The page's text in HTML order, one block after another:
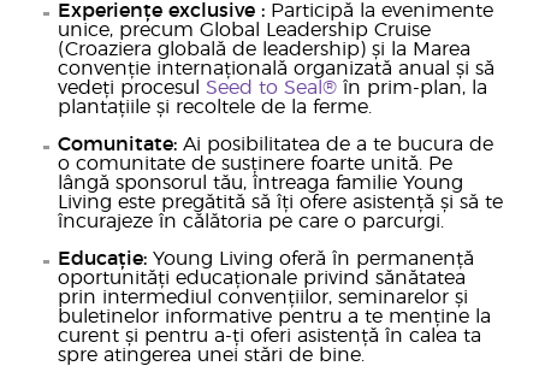
Experiențe exclusive : Participă la evenimente
unice, precum Global Leadership Cruise
(Croaziera globală de leadership) și la Marea
convenție internațională organizată anual și să
vedeți procesul Seed to Seal® în prim-plan, la
plantațiile și recoltele de la ferme.
Comunitate: Ai posibilitatea de a te bucura de
o comunitate de susținere foarte unită. Pe
lângă sponsorul tău, întreaga familie Young
Living este pregătită să îți ofere asistență și să te
încurajeze în călătoria pe care o parcurgi.
Educație: Young Living oferă în permanență
oportunități educaționale privind sănătatea
prin intermediul convențiilor, seminarelor și
buletinelor informative pentru a te menține la
curent și pentru a-ți oferi asistență în calea ta
spre atingerea unei stări de bine.